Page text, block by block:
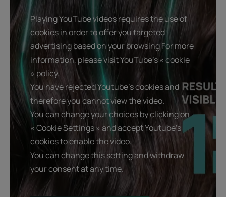
Playing YouTube videos requires the use of
cookies in order to offer you targeted
advertising based on your browsing For more
information, please visit YouTube's « cookie
» policy.
You have rejected Youtube's cookies and
therefore you cannot view the video.
You can change your choices by clicking on
« Cookie Settings » and accept Youtube's
cookies to enable the video.
You can change this setting and withdraw
your consent at any time.